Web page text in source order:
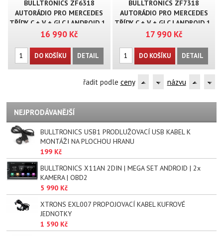
BULLTRONICS ZF6318
AUTORÁDIO PRO MERCEDES
TŘÍDY C + V + GLC | ANDROID 1..
16 990 Kč
DO KOŠÍKU DETAIL
BULLTRONICS ZF7318
AUTORÁDIO PRO MERCEDES
TŘÍDY C + V + GLC | ANDROID 1..
17 990 Kč
DO KOŠÍKU DETAIL
řadit podle ceny názvu
NEJPRODÁVANĚJŠÍ
BULLTRONICS USB1 PRODLUŽOVACÍ USB KABEL K
MONTÁŽI NA PLOCHOU HRANU
199 Kč
BULLTRONICS X11AN 2DIN | MEGA SET ANDROID | 2x
KAMERA | OBD2
5 990 Kč
XTRONS EXL007 PROPOJOVACÍ KABEL KUFROVÉ
JEDNOTKY
1 590 Kč